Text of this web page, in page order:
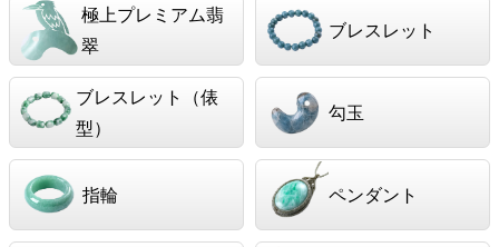
極上プレミアム翡
翠
ブレスレット
ブレスレット（俵
型）
勾玉
指輪 ペンダント